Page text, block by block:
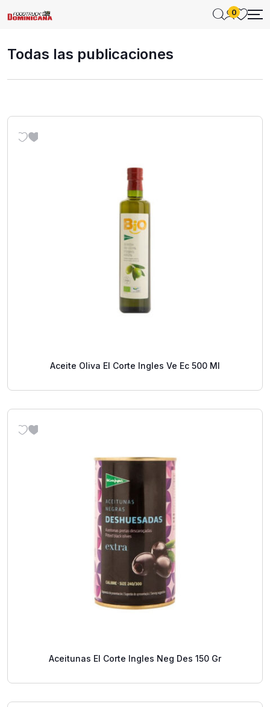
0
Todas las publicaciones
Aceite Oliva El Corte Ingles Ve Ec 500 Ml
Aceitunas El Corte Ingles Neg Des 150 Gr